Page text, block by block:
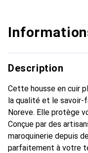
Description
Cette housse en cuir
la qualité et le savoir-
Noreve. Elle protège
Conçue par des
maroquinerie depuis
parfaitement à votre